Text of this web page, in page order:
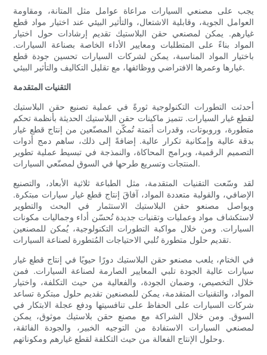
يجب على مصنعي السيارات مراعاة عوامل مثل المتانة، ومقاومة
العوامل الجوية، وقابلية الاشتعال، والتأثير البيئي عند اختيار مواد قطع
غيارهم. يمكن لمصنعي حقن البلاستيك تقديم إرشادات حول اختيار
المواد بناءً على المتطلبات ومعايير الأداء الخاصة بصناعة السيارات.
باختيار المواد المناسبة، يمكن لشركات السيارات تحسين جودة قطع
غيارها وعمرها الافتراضي ووظائفها، مع تقليل التكاليف والتأثير البيئي.
التقنيات المتقدمة
أحدثت التطورات التكنولوجية ثورةً في عملية تصنيع حقن البلاستيك
لقطع غيار السيارات. تتميز ماكينات حقن البلاستيك الحديثة بأنظمة تحكم
متطورة، وروبوتات، وقدرات أتمتة تُمكّن المصنّعين من إنتاج قطع غيار
بدقة عالية وإمكانية تكرار عالية. إضافةً إلى ذلك، ساهم دمج أدوات
التصميم الرقمية، وبرامج المحاكاة، والنمذجة في تبسيط عملية تطوير
المنتجات وتسريع طرحها في السوق لمصنّعي السيارات.
لقد وسّعت التقنيات المتقدمة، مثل الطباعة ثلاثية الأبعاد، والتصنيع
الإضافي، والقولبة متعددة المواد، آفاقَ إنتاج قطع غيار سيارات مبتكرة.
ويواصل مصنعو حقن البلاستيك الاستثمار في البحث والتطوير
لاستكشاف مواد وعمليات وتقنيات جديدة تُحسّن أداء وجماليات مكونات
السيارات. ومن خلال مواكبة التطورات التكنولوجية، يُمكن للمصنعين
تقديم حلول متطورة تُلبي الاحتياجات المُتطورة لصناعة السيارات.
في الختام، يلعب مصنعو حقن البلاستيك دورًا حيويًا في إنتاج قطع غيار
سيارات عالية الجودة تلبي المعايير الصارمة لصناعة السيارات. فمن
خلال التخصيص، وضمان الجودة، والفعالية من حيث التكلفة، واختيار
المواد، والتقنيات المتقدمة، يمكن للمصنعين تقديم حلول مبتكرة تساعد
شركات السيارات على الحفاظ على تنافسيتها ودفع عجلة الابتكار في
السوق. ومن خلال الشراكة مع مصنع حقن بلاستيك موثوق، يمكن
لمصنعي السيارات الاستفادة من التوجيه الخبير، والجودة الفائقة،
وحلول الإنتاج الفعالة من حيث التكلفة لقطع غيارهم ومكوناتهم.